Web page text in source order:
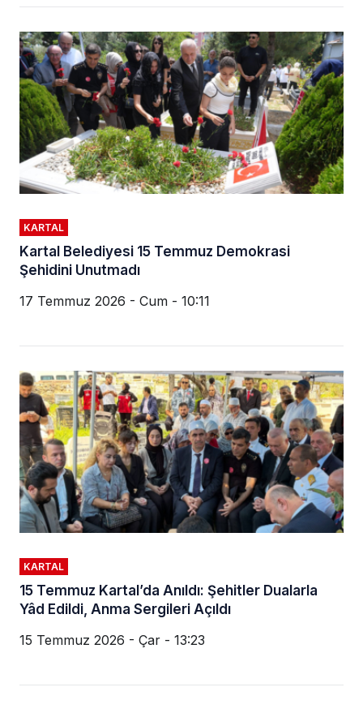
KARTAL
Kartal Belediyesi 15 Temmuz Demokrasi
Şehidini Unutmadı
17 Temmuz 2026 - Cum - 10:11
KARTAL
15 Temmuz Kartal’da Anıldı: Şehitler Dualarla
Yâd Edildi, Anma Sergileri Açıldı
15 Temmuz 2026 - Çar - 13:23